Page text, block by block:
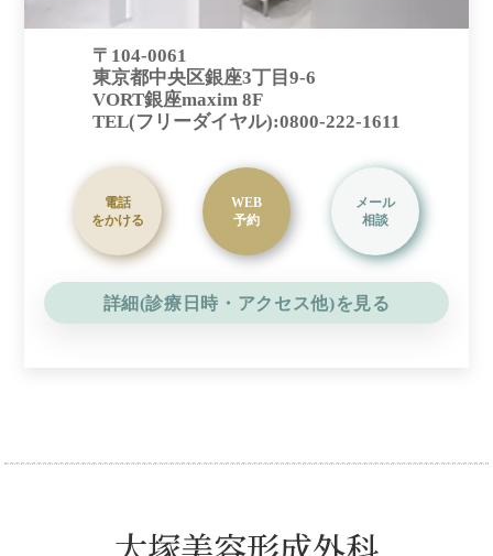
〒104-0061
東京都中央区銀座3丁目9-6
VORT銀座maxim 8F
TEL(フリーダイヤル):0800-222-1611
電話
をかける
WEB
予約
メール
相談
詳細(診療日時・アクセス他)を見る